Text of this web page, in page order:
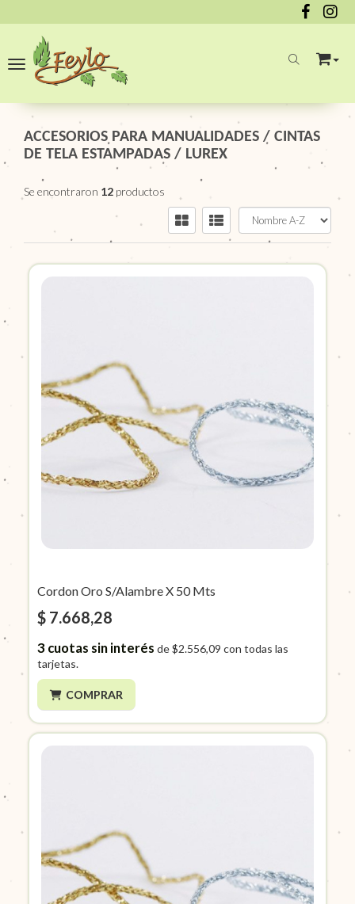
Toggle navigation
ACCESORIOS PARA MANUALIDADES / CINTAS
DE TELA ESTAMPADAS / LUREX
Se encontraron 12 productos
Cordon Oro S/Alambre X 50 Mts
$ 7.668,28
3cuotas sin interés de$2.556,09 con todas las
tarjetas.
COMPRAR